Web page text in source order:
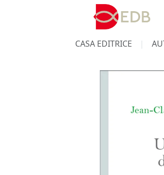
CASA EDITRICE